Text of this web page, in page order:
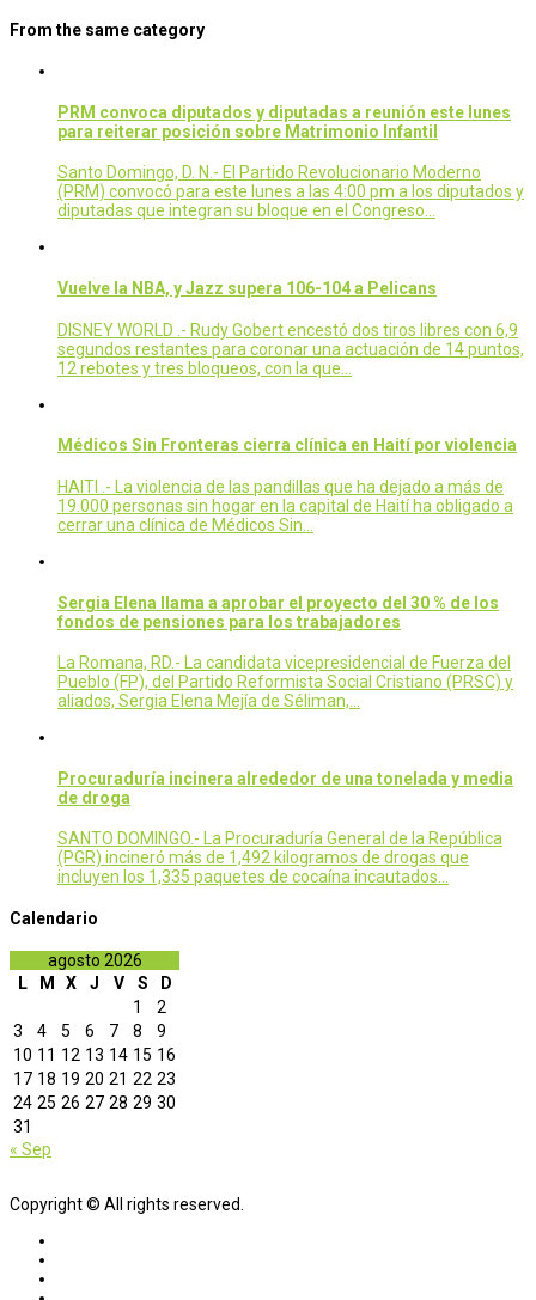
From the same category
PRM convoca diputados y diputadas a reunión este lunes
para reiterar posición sobre Matrimonio Infantil
Santo Domingo, D. N.- El Partido Revolucionario Moderno
(PRM) convocó para este lunes a las 4:00 pm a los diputados y
diputadas que integran su bloque en el Congreso…
Vuelve la NBA, y Jazz supera 106-104 a Pelicans
DISNEY WORLD .- Rudy Gobert encestó dos tiros libres con 6,9
segundos restantes para coronar una actuación de 14 puntos,
12 rebotes y tres bloqueos, con la que…
Médicos Sin Fronteras cierra clínica en Haití por violencia
HAITI .- La violencia de las pandillas que ha dejado a más de
19.000 personas sin hogar en la capital de Haití ha obligado a
cerrar una clínica de Médicos Sin…
Sergia Elena llama a aprobar el proyecto del 30 % de los
fondos de pensiones para los trabajadores
La Romana, RD.- La candidata vicepresidencial de Fuerza del
Pueblo (FP), del Partido Reformista Social Cristiano (PRSC) y
aliados, Sergia Elena Mejía de Séliman,…
Procuraduría incinera alrededor de una tonelada y media
de droga
SANTO DOMINGO.- La Procuraduría General de la República
(PGR) incineró más de 1,492 kilogramos de drogas que
incluyen los 1,335 paquetes de cocaína incautados…
Calendario
agosto 2026
L
M X J V S
D
1
2
3
4 5 6 7 8
9
10 11 12 13 14 15 16
17 18 19 20 21 22 23
24 25 26 27 28 29 30
31
« Sep
Copyright © All rights reserved.